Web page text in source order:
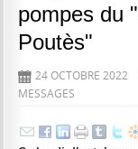
pompes du
Poutès"
D 24 OCTOBRE 2022
MESSAGES